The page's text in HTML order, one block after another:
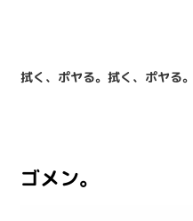
拭く、ポヤる。拭く、ポヤる
ゴメン。